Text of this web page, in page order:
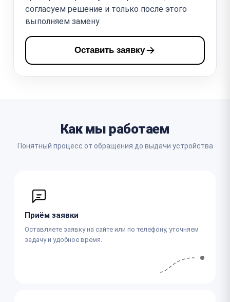
согласуем решение и только после этого
выполняем замену.
Оставить заявку
Как мы работаем
Понятный процесс от обращения до выдачи устройства
Приём заявки
Оставляете заявку на сайте или по телефону, уточняем
задачу и удобное время.